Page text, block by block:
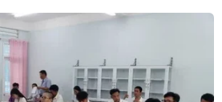
doanh thu từ 1 tỷ đồng